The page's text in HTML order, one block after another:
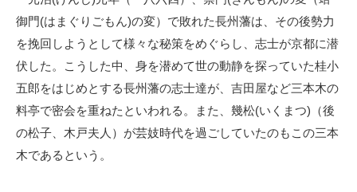
御門(はまぐりごもん)の変）で敗れた長州藩は、その後勢力
を挽回しようとして様々な秘策をめぐらし、志士が京都に潜
伏した。こうした中、身を潜めて世の動静を探っていた桂小
五郎をはじめとする長州藩の志士達が、吉田屋など三本木の
料亭で密会を重ねたといわれる。また、幾松(いくまつ)（後
の松子、木戸夫人）が芸妓時代を過ごしていたのもこの三本
木であるという。